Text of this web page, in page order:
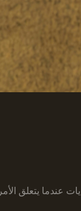
عندما يتعلق الأمر